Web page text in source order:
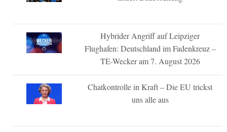
Hybrider Angriff auf Leipziger
Flughafen: Deutschland im Fadenkreuz –
TE-Wecker am 7. August 2026
Chatkontrolle in Kraft – Die EU trickst
uns alle aus